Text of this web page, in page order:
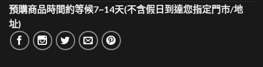
預購商品時間約等候7~14天(不含假日到達您指定門市/地
址)